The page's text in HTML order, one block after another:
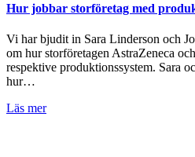
Hur jobbar storföretag med
Vi har bjudit in Sara Linderson och
om hur storföretagen AstraZeneca
respektive produktionssystem. Sara
hur…
Läs mer